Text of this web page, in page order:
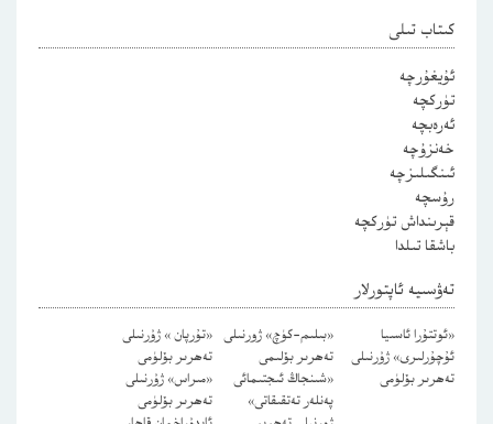
كىتاب تىلى
ئۇيغۇرچە
تۈركچە
ئەرەبچە
خەنزۇچە
ئىنگىلىزچە
رۇسچە
قېرىنداش تۈركچە
باشقا تىلدا
تەۋسىيە ئاپتورلار
«ئوتتۇرا ئاسىيا
ئۇچۇرلىرى» ژۇرنىلى
تەھرىر بۆلۈمى
«بىلىم-كۈچ» ژورنىلى
تەھرىر بۆلىمى
«تۇرپان » ژۇرنىلى
تەھرىر بۆلۈمى
«شىنجاڭ ئىجتىمائى
پەنلەر تەتقىقاتى»
«مىراس» ژۇرنىلى
تەھرىر بۆلۈمى